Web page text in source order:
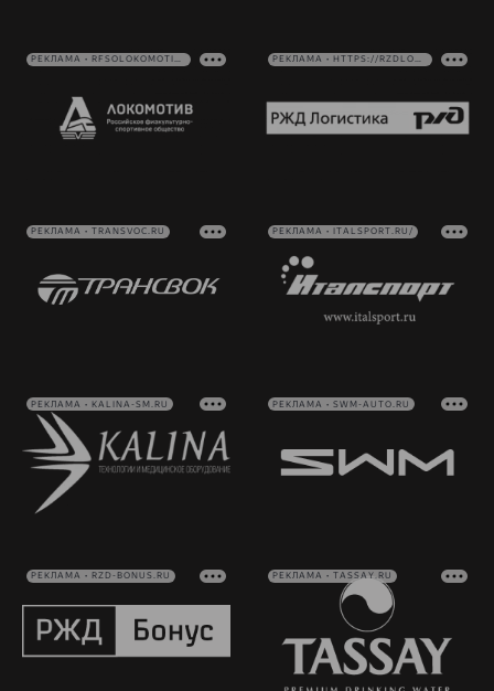
РЕКЛАМА • RFSOLOKOMOTIV.RU РЕКЛАМА • HTTPS://RZDLOG.RU/
РЕКЛАМА • TRANSVOC.RU РЕКЛАМА • ITALSPORT.RU/
РЕКЛАМА • KALINA-SM.RU РЕКЛАМА • SWM-AUTO.RU
РЕКЛАМА • RZD-BONUS.RU РЕКЛАМА • TASSAY.RU